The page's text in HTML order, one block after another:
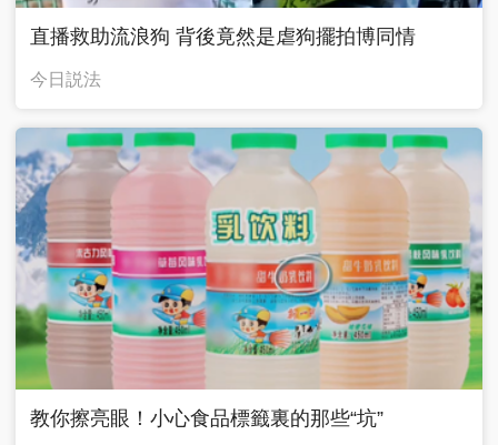
直播救助流浪狗 背後竟然是虐狗擺拍博同情
今日説法
教你擦亮眼！小心食品標籤裏的那些“坑”